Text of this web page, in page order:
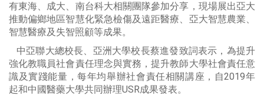
有東海、成大、南台科大相關團隊參加分享，現場展出亞大
推動偏鄉地區智慧化緊急檢傷及遠距醫療、亞大智慧農業、
智慧醫療及失智照顧等成果。
中亞聯大總校長、亞洲大學校長蔡進發致詞表示，為提升
強化教職員社會責任理念與實務，提升教師大學社會責任意
識及實踐能量，每年均舉辦社會責任相關講座，自2019年
起和中國醫藥大學共同辦理USR成果發表。